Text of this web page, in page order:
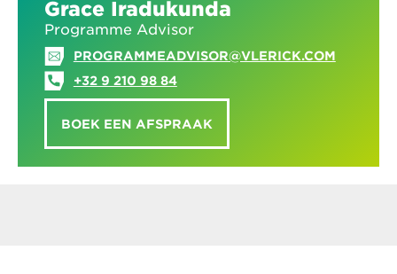
Grace Iradukunda
Programme Advisor
PROGRAMMEADVISOR@VLERICK.COM
+32 9 210 98 84
BOEK EEN AFSPRAAK